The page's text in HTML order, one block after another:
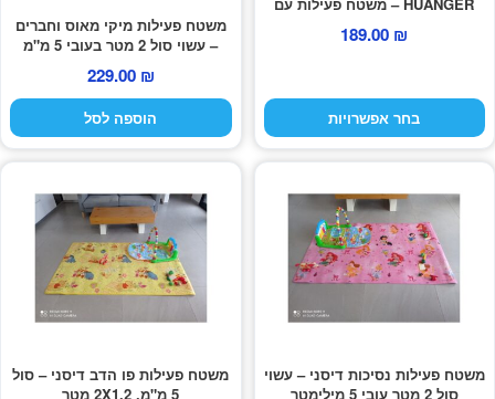
ארגונית לעגלה
משחקי הרכבה
הילד
משחקי חשיבה
אחסון לחדרי ילדים
גאדג'טים
חומרי יצירה
HUANGER – משטח פעילות עם
פסנתר + קשת צעצועים
189.00 ₪
בחר אפשרויות
המוצר
משטח פעילות מיקי מאוס וחברים
– עשוי סול 2 מטר בעובי 5 מ"מ
229.00 ₪
הוספה לסל
משטח פעילות נסיכות דיסני – עשוי
סול 2 מטר עובי 5 מילימטר
משטח פעילות פו הדב דיסני – סול
5 מ"מ, 2X1.2 מטר